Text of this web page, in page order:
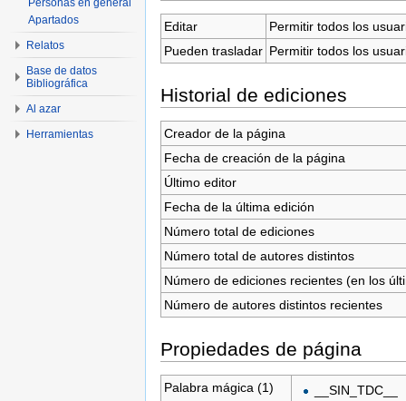
Editar
Permitir todos los
Pueden trasladar Permitir todos los
Historial de ediciones
Creador de la página
Fecha de creación de la página
Último editor
Fecha de la última edición
Número total de ediciones
Número total de autores distintos
Número de ediciones recientes (en los
Número de autores distintos recientes
Propiedades de página
Palabra mágica (1)
__SIN_TDC__
Personas en general
Apartados
Relatos
Base de datos
Bibliográfica
Al azar
Herramientas